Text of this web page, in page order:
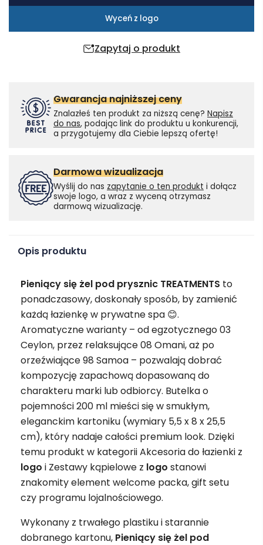
Zapytaj o produkt
Wyceń z logo
Gwarancja najniższej ceny
Znalazłeś ten produkt za niższą cenę? Napisz
do nas, podając link do produktu u konkurencji,
a przygotujemy dla Ciebie lepszą ofertę!
Darmowa wizualizacja
Wyślij do nas zapytanie o ten produkt i dołącz
swoje logo, a wraz z wyceną otrzymasz
darmową wizualizację.
Opis produktu
Pieniący się żel pod prysznic TREATMENTS to
ponadczasowy, doskonały sposób, by zamienić
każdą łazienkę w prywatne spa 😊.
Aromatyczne warianty – od egzotycznego 03
Ceylon, przez relaksujące 08 Omani, aż po
orzeźwiające 98 Samoa – pozwalają dobrać
kompozycję zapachową dopasowaną do
charakteru marki lub odbiorcy. Butelka o
pojemności 200 ml mieści się w smukłym,
eleganckim kartoniku (wymiary 5,5 x 8 x 25,5
cm), który nadaje całości premium look. Dzięki
temu produkt w kategorii Akcesoria do łazienki z
logo i Zestawy kąpielowe z logo stanowi
znakomity element welcome packa, gift setu
czy programu lojalnościowego.
Wykonany z trwałego plastiku i starannie
dobranego kartonu, Pieniący się żel pod